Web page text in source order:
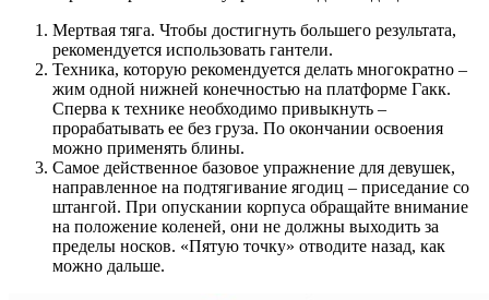
Мертвая тяга. Чтобы достигнуть большего результата,
рекомендуется использовать гантели.
Техника, которую рекомендуется делать многократно –
жим одной нижней конечностью на платформе Гакк.
Сперва к технике необходимо привыкнуть –
прорабатывать ее без груза. По окончании освоения
можно применять блины.
Самое действенное базовое упражнение для девушек,
направленное на подтягивание ягодиц – приседание со
штангой. При опускании корпуса обращайте внимание
на положение коленей, они не должны выходить за
пределы носков. «Пятую точку» отводите назад, как
можно дальше.